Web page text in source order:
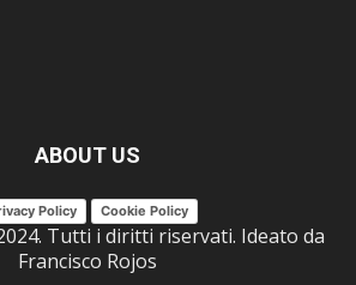
ABOUT US
Policy Cookie Policy
Tutti i diritti riservati. Ideato da
Francisco Rojos